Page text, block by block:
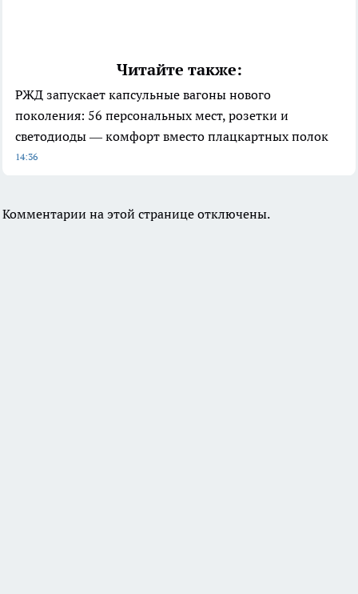
Читайте также:
РЖД запускает капсульные вагоны нового
поколения: 56 персональных мест, розетки и
светодиоды — комфорт вместо плацкартных полок
14:36
Комментарии на этой странице отключены.